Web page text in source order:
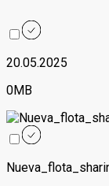
20.05.2025
0MB